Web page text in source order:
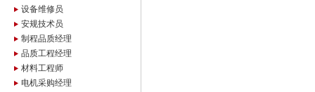
设备维修员
安规技术员
制程品质经理
品质工程经理
材料工程师
电机采购经理